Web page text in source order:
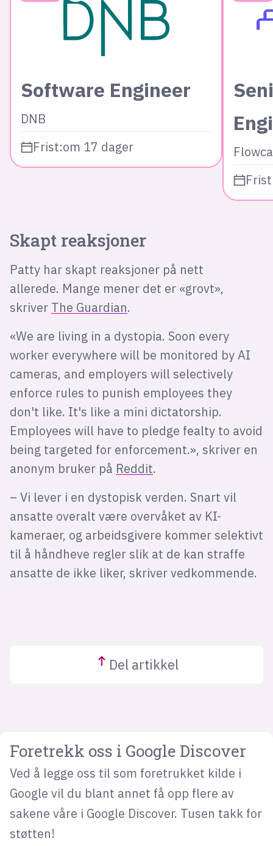
Software Engineer
DNB
Frist:om 17 dager
Skapt reaksjoner
Patty har skapt reaksjoner på nett
allerede. Mange mener det er «grovt»,
skriver The Guardian.
«We are living in a dystopia. Soon every
worker everywhere will be monitored by AI
cameras, and employers will selectively
enforce rules to punish employees they
don't like. It's like a mini dictatorship.
Employees will have to pledge fealty to avoid
being targeted for enforcement.», skriver en
anonym bruker på Reddit.
– Vi lever i en dystopisk verden. Snart vil
ansatte overalt være overvåket av KI-
kameraer, og arbeidsgivere kommer selektivt
til å håndheve regler slik at de kan straffe
ansatte de ikke liker, skriver vedkommende.
Del artikkel
Foretrekk oss i Google Discover
Ved å legge oss til som foretrukket kilde i
Google vil du blant annet få opp flere av
sakene våre i Google Discover. Tusen takk for
støtten!